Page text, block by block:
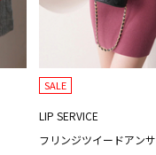
SALE
LIP SERVICE